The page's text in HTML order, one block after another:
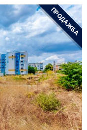
ПРОДАЖБА